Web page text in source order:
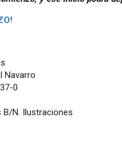
Navarro
0
B/N. Ilustraciones